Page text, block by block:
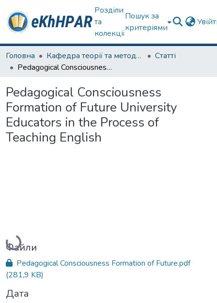
Розділи
та
колекції
Пошук за
критеріями
Головна Кафедра теорії та методик дошкільної освіти
Статті
Pedagogical Consciousness Formation of Future University Educators in the Process of Teaching English
Pedagogical Consciousness
Formation of Future University
Educators in the Process of
Teaching English
Вантажиться...
Файли
Pedagogical Consciousness Formation of Future.pdf
(281,9 KB)
Дата